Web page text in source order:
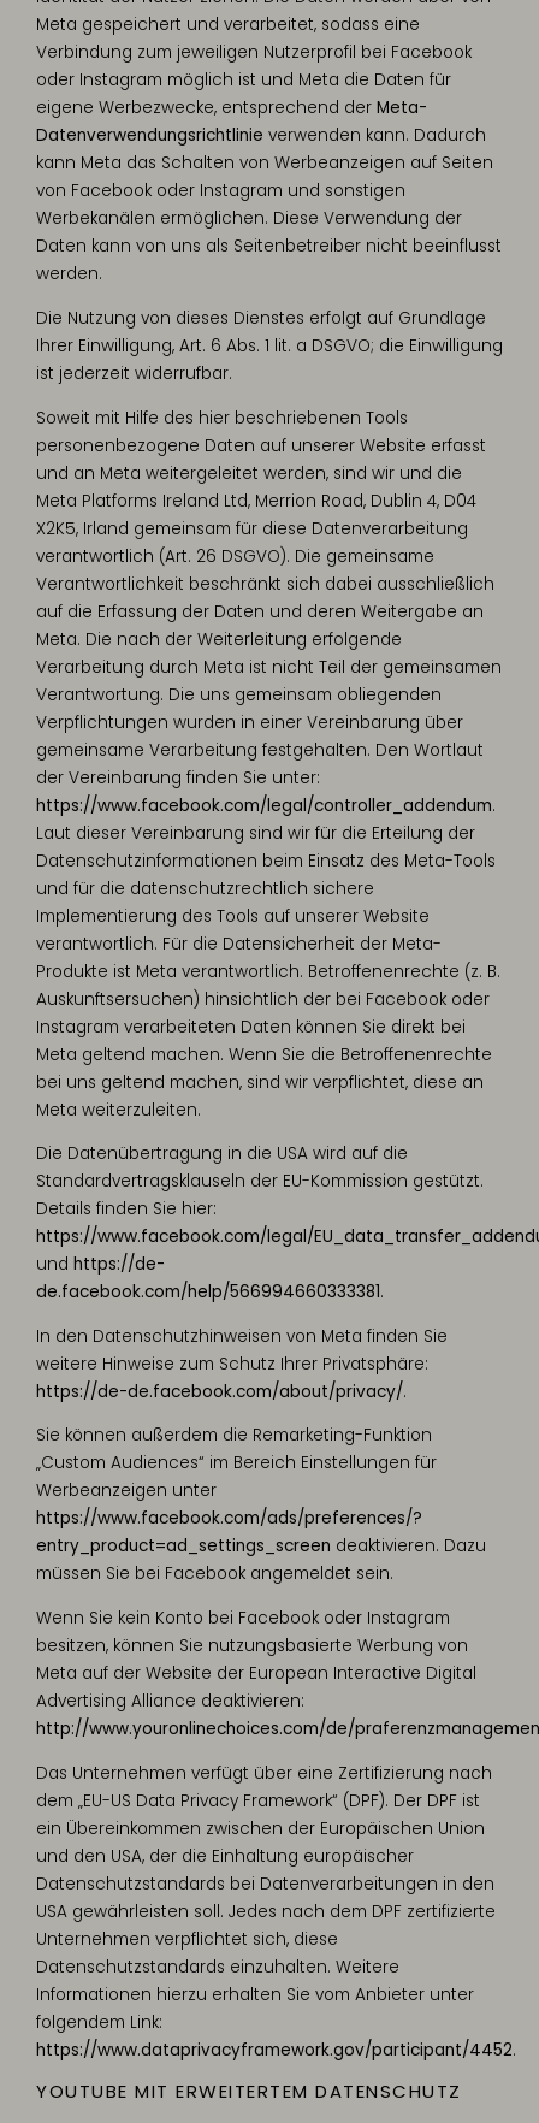
Meta gespeichert und verarbeitet, sodass eine
Verbindung zum jeweiligen Nutzerprofil bei Facebook
oder Instagram möglich ist und Meta die Daten für
eigene Werbezwecke, entsprechend der Meta-
Datenverwendungsrichtlinie verwenden kann. Dadurch
kann Meta das Schalten von Werbeanzeigen auf Seiten
von Facebook oder Instagram und sonstigen
Werbekanälen ermöglichen. Diese Verwendung der
Daten kann von uns als Seitenbetreiber nicht beeinflusst
werden.
Die Nutzung von dieses Dienstes erfolgt auf Grundlage
Ihrer Einwilligung, Art. 6 Abs. 1 lit. a DSGVO; die Einwilligung
ist jederzeit widerrufbar.
Soweit mit Hilfe des hier beschriebenen Tools
personenbezogene Daten auf unserer Website erfasst
und an Meta weitergeleitet werden, sind wir und die
Meta Platforms Ireland Ltd, Merrion Road, Dublin 4, D04
X2K5, Irland gemeinsam für diese Datenverarbeitung
verantwortlich (Art. 26 DSGVO). Die gemeinsame
Verantwortlichkeit beschränkt sich dabei ausschließlich
auf die Erfassung der Daten und deren Weitergabe an
Meta. Die nach der Weiterleitung erfolgende
Verarbeitung durch Meta ist nicht Teil der gemeinsamen
Verantwortung. Die uns gemeinsam obliegenden
Verpflichtungen wurden in einer Vereinbarung über
gemeinsame Verarbeitung festgehalten. Den Wortlaut
der Vereinbarung finden Sie unter:
https://www.facebook.com/legal/controller_addendum.
Laut dieser Vereinbarung sind wir für die Erteilung der
Datenschutzinformationen beim Einsatz des Meta-Tools
und für die datenschutzrechtlich sichere
Implementierung des Tools auf unserer Website
verantwortlich. Für die Datensicherheit der Meta-
Produkte ist Meta verantwortlich. Betroffenenrechte (z. B.
Auskunftsersuchen) hinsichtlich der bei Facebook oder
Instagram verarbeiteten Daten können Sie direkt bei
Meta geltend machen. Wenn Sie die Betroffenenrechte
bei uns geltend machen, sind wir verpflichtet, diese an
Meta weiterzuleiten.
Die Datenübertragung in die USA wird auf die
Standardvertragsklauseln der EU-Kommission gestützt.
Details finden Sie hier:
https://www.facebook.com/legal/
und https://de-
de.facebook.com/help/566994660333381.
In den Datenschutzhinweisen von Meta finden Sie
weitere Hinweise zum Schutz Ihrer Privatsphäre:
https://de-de.facebook.com/about/privacy/.
Sie können außerdem die Remarketing-Funktion
„Custom Audiences“ im Bereich Einstellungen für
Werbeanzeigen unter
https://www.facebook.com/ads/preferences/?
entry_product=ad_settings_screen deaktivieren. Dazu
müssen Sie bei Facebook angemeldet sein.
Wenn Sie kein Konto bei Facebook oder Instagram
besitzen, können Sie nutzungsbasierte Werbung von
Meta auf der Website der European Interactive Digital
Advertising Alliance deaktivieren:
http://www.youronlinechoices.com/de/
Das Unternehmen verfügt über eine Zertifizierung nach
dem „EU-US Data Privacy Framework“ (DPF). Der DPF ist
ein Übereinkommen zwischen der Europäischen Union
und den USA, der die Einhaltung europäischer
Datenschutzstandards bei Datenverarbeitungen in den
USA gewährleisten soll. Jedes nach dem DPF zertifizierte
Unternehmen verpflichtet sich, diese
Datenschutzstandards einzuhalten. Weitere
Informationen hierzu erhalten Sie vom Anbieter unter
folgendem Link:
https://www.dataprivacyframework.gov/participant/4452.
YOUTUBE MIT ERWEITERTEM DATENSCHUTZ